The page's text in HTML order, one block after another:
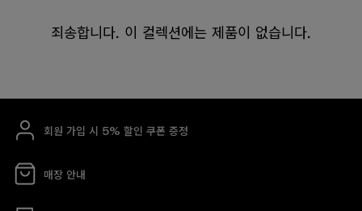
죄송합니다. 이 컬렉션에는 제품이 없습니다.
회원 가입 시 5% 할인 쿠폰 증정
매장 안내